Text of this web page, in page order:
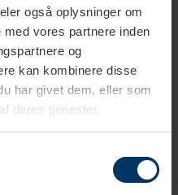
også oplysninger om
vores partnere inden
og
kan kombinere disse
har givet dem, eller som
deres tjenester.
Glas
Polypropylene
Rustfrit stål
Silikone